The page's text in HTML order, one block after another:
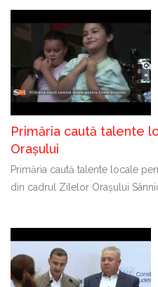
Primăria caută talente
Orașului
Primăria caută talente locale
din cadrul Zilelor Orașului